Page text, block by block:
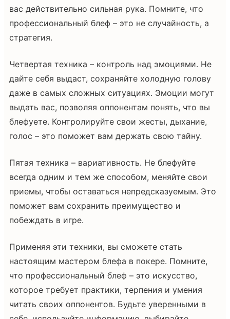
вас действительно сильная рука. Помните, что
профессиональный блеф – это не случайность, а
стратегия.
Четвертая техника – контроль над эмоциями. Не
дайте себя выдаст, сохраняйте холодную голову
даже в самых сложных ситуациях. Эмоции могут
выдать вас, позволяя оппонентам понять, что вы
блефуете. Контролируйте свои жесты, дыхание,
голос – это поможет вам держать свою тайну.
Пятая техника – вариативность. Не блефуйте
всегда одним и тем же способом, меняйте свои
приемы, чтобы оставаться непредсказуемым. Это
поможет вам сохранить преимущество и
побеждать в игре.
Применяя эти техники, вы сможете стать
настоящим мастером блефа в покере. Помните,
что профессиональный блеф – это искусство,
которое требует практики, терпения и умения
читать своих оппонентов. Будьте уверенными в